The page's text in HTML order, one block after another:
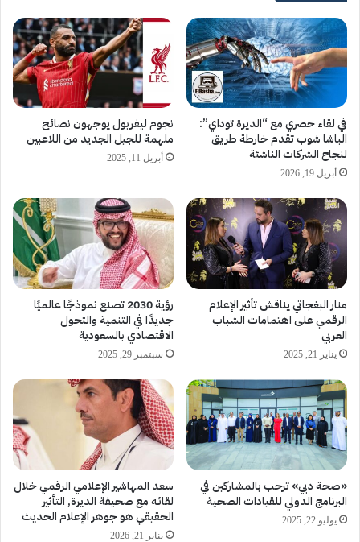
في لقاء حصري مع “الديرة توداي”:
الباشا شوب تقدم خارطة طريق
لنجاح الشركات الناشئة
أبريل 19, 2026
نجوم ليفربول يوجهون نصائح
ملهمة للجيل الجديد من اللاعبين
أبريل 11, 2025
منار البغجاتي يناقش تأثير الإعلام
الرقمي على اهتمامات الشباب
العربي
يناير 21, 2025
رؤية 2030 تصنع نموذجًا عالميًا
جديدًا في التنمية والتحول
الاقتصادي بالسعودية
سبتمبر 29, 2025
«صحة دبي» ترحب بالمشاركين في
البرنامج الدولي للقيادات الصحية
يوليو 22, 2025
سعد المهاشير الإعلامي الرقمي خلال
لقائه مع صحيفة الديرة, التأثير
الحقيقي هو جوهر الإعلام الحديث
يناير 21, 2026